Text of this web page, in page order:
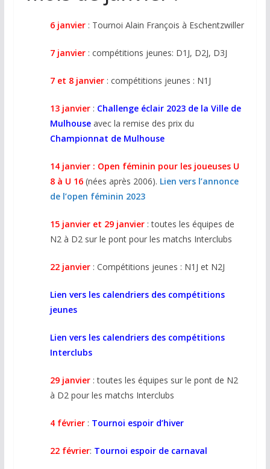
6 janvier: Tournoi Alain François à Eschentzwiller
7 janvier: compétitions jeunes: D1J, D2J, D3J
7 et 8 janvier: compétitions jeunes : N1J
13 janvier: Challenge éclair 2023 de la Ville de
Mulhouseavec la remise des prix du
Championnat de Mulhouse
14 janvier : Open féminin pour les joueuses U
8 à U 16 (nées après 2006). Lien vers l’annonce
de l’open féminin 2023
15 janvier et 29 janvier: toutes les équipes de
N2 à D2 sur le pont pour les matchs Interclubs
22 janvier : Compétitions jeunes : N1J et N2J
Lien vers les calendriers des compétitions
jeunes
Lien vers les calendriers des compétitions
Interclubs
29 janvier: toutes les équipes sur le pont de N2
à D2 pour les matchs Interclubs
4 février: Tournoi espoir d’hiver
22 février: Tournoi espoir de carnaval